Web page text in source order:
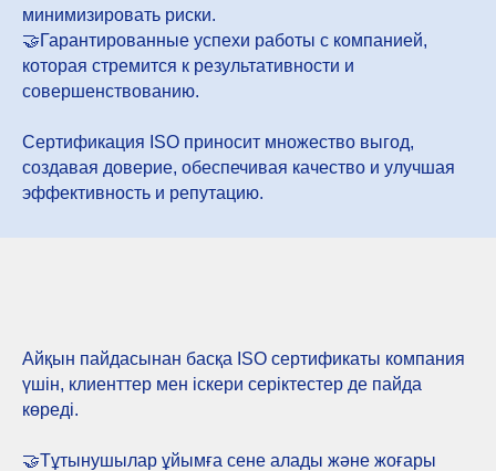
минимизировать риски.
🤝Гарантированные успехи работы с компанией,
которая стремится к результативности и
совершенствованию.
Сертификация ISO приносит множество выгод,
создавая доверие, обеспечивая качество и улучшая
эффективность и репутацию.
Айқын пайдасынан басқа ISO сертификаты компания
үшін, клиенттер мен іскери серіктестер де пайда
көреді.
🤝Тұтынушылар ұйымға сене алады және жоғары